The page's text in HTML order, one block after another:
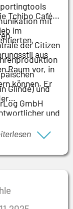
mit
Tchibo Café
im
der Citizen
Glinde) und
GmbH
aus
Raum vor, in
können. Er
und
und in
seine